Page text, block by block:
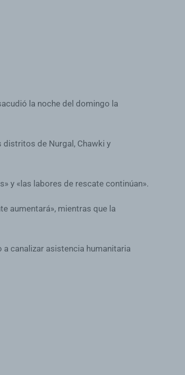
la noche del domingo la
distritos de Nurgal, Chawki y
y «las labores de rescate continúan».
aumentará», mientras que la
canalizar asistencia humanitaria